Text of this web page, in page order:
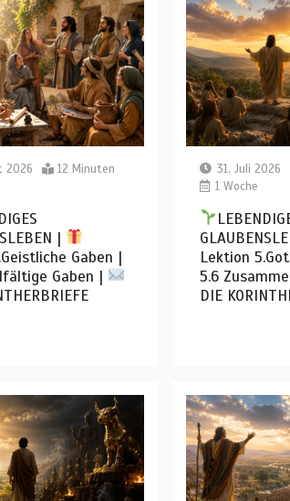
2026 12 Minuten
|
Gaben |
Gaben |
31. Juli 2026
1 Woche
Lektion
5.6
DIE